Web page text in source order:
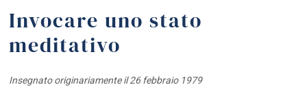
Invocare uno stato
meditativo
Insegnato originariamente il 26 febbraio 1979